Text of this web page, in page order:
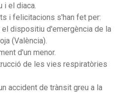
i el diaca.
i felicitacions s'han fet per:
dispositiu d'emergència de la
(València).
d'un menor.
de les vies respiratòries
accident de trànsit greu a la